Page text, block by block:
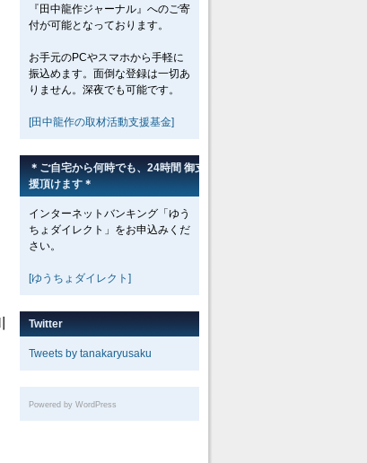
『田中龍作ジャーナル』へのご寄
付が可能となっております。
お手元のPCやスマホから手軽に
振込めます。面倒な登録は一切あ
りません。深夜でも可能です。
[田中龍作の取材活動支援基金]
＊ご自宅から何時でも、24時間 御支
援頂けます＊
インターネットバンキング「ゆう
ちょダイレクト」をお申込みくだ
さい。
[ゆうちょダイレクト]
Twitter
Tweets by tanakaryusaku
Powered by WordPress